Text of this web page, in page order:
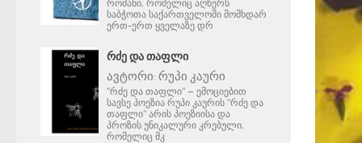
რომანი, რომელიც აღწერს
საბჭოთა საქართველოში მომხდარ
ერთ-ერთ ყველაზე დრ
ᲠᲫᲔ ᲓᲐ ᲗᲐᲤᲚᲘ
ავტორი: რუპი კაური
"რძე და თაფლი" – ემოციებით
სავსე პოეზია რუპი კაურის "რძე და
თაფლი" არის პოეზიისა და
პროზის უნიკალური კრებული,
რომელიც მკ